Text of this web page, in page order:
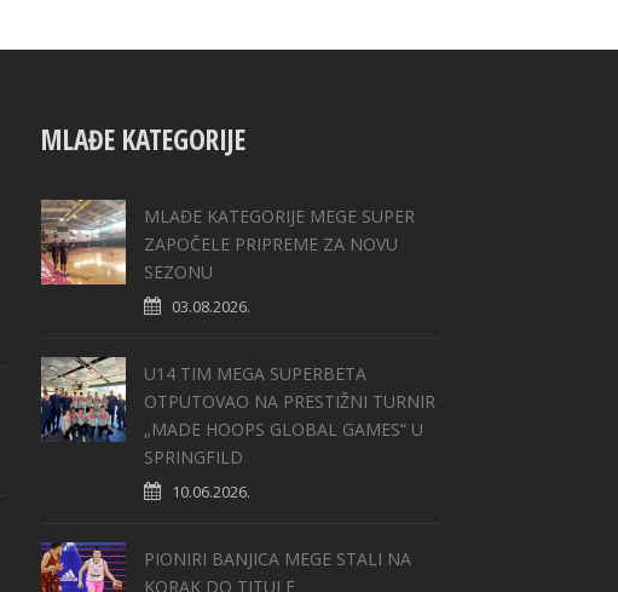
MLAĐE KATEGORIJE
MLAĐE KATEGORIJE MEGE SUPER
ZAPOČELE PRIPREME ZA NOVU
SEZONU
03.08.2026.
U14 TIM MEGA SUPERBETA
OTPUTOVAO NA PRESTIŽNI TURNIR
„MADE HOOPS GLOBAL GAMES“ U
SPRINGFILD
10.06.2026.
PIONIRI BANJICA MEGE STALI NA
KORAK DO TITULE